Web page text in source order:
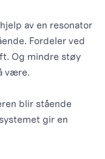
av en resonator
Fordeler ved
Og mindre støy
være.
blir stående
gir en